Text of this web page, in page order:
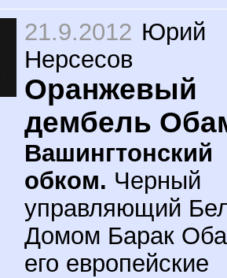
21.9.2012 Юрий
Нерсесов
Оранжевый
дембель
Вашингтонский
обком. Черный
управляющий
Домом Барак
его европейские